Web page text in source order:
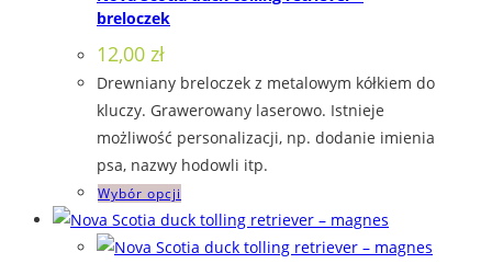
breloczek
12,00 zł
Drewniany breloczek z metalowym kółkiem do
kluczy. Grawerowany laserowo. Istnieje
możliwość personalizacji, np. dodanie imienia
psa, nazwy hodowli itp.
Wybór opcji
produkt
ma